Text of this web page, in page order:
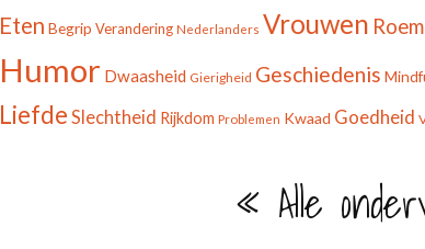
Eten Begrip Verandering Nederlanders Vrouwen Roem
Humor Dwaasheid Gierigheid Geschiedenis
Liefde Slechtheid Rijkdom Problemen Kwaad Goedheid
« Alle